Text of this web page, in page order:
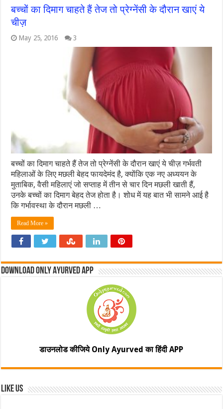
बच्चों का दिमाग चाहते हैं तेज तो प्रेग्नेंसी के दौरान खाएं ये
चीज़
May 25, 2016 3
बच्चों का दिमाग चाहते हैं तेज तो प्रेग्नेंसी के दौरान खाएं ये चीज़ गर्भवती
महिलाओं के लिए मछली बेहद फायदेमंद है, क्योंकि एक नए अध्ययन के
मुताबिक, वैसी महिलाएं जो सप्ताह में तीन से चार दिन मछली खाती हैं,
उनके बच्चों का दिमाग बेहद तेज होता है। शोध में यह बात भी सामने आई है
कि गर्भावस्था के दौरान मछली …
Read More »
Download Only Ayurved App
डाउनलोड कीजिये Only Ayurved का हिंदी APP
Like Us